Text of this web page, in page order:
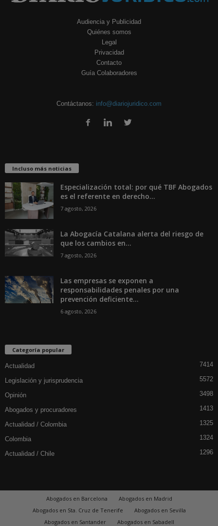
Audiencia y Publicidad
Quiénes somos
Legal
Privacidad
Contacto
Guía Colaboradores
Contáctanos: info@diariojuridico.com
Incluso más noticias
Especialización total: por qué TBF Abogados
es el referente en derecho...
7 agosto, 2026
La Abogacía Catalana alerta del riesgo de
que los cambios en...
7 agosto, 2026
Las empresas se exponen a
responsabilidades penales por una
prevención deficiente...
6 agosto, 2026
Categoría popular
Actualidad 7414
Legislación y jurisprudencia 5572
Opinión 3498
Abogados y procuradores 1413
Actualidad / Colombia 1325
Colombia 1324
Actualidad / Chile 1296
Abogados en Barcelona
Abogados en Madrid
Abogados en Sta. Cruz de Tenerife
Abogados en Sevilla
Abogados en Santander
Abogados en Sabadell